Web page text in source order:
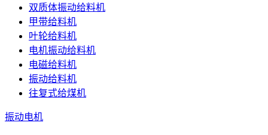
双质体振动给料机
甲带给料机
叶轮给料机
电机振动给料机
电磁给料机
振动给料机
往复式给煤机
振动电机